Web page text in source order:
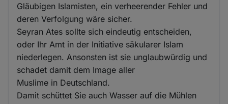
Gläubigen Islamisten, ein verheerender Fehler und
deren Verfolgung wäre sicher.
Seyran Ates sollte sich eindeutig entscheiden,
oder Ihr Amt in der Initiative säkularer Islam
niederlegen. Ansonsten ist sie unglaubwürdig und
schadet damit dem Image aller
Muslime in Deutschland.
Damit schüttet Sie auch Wasser auf die Mühlen